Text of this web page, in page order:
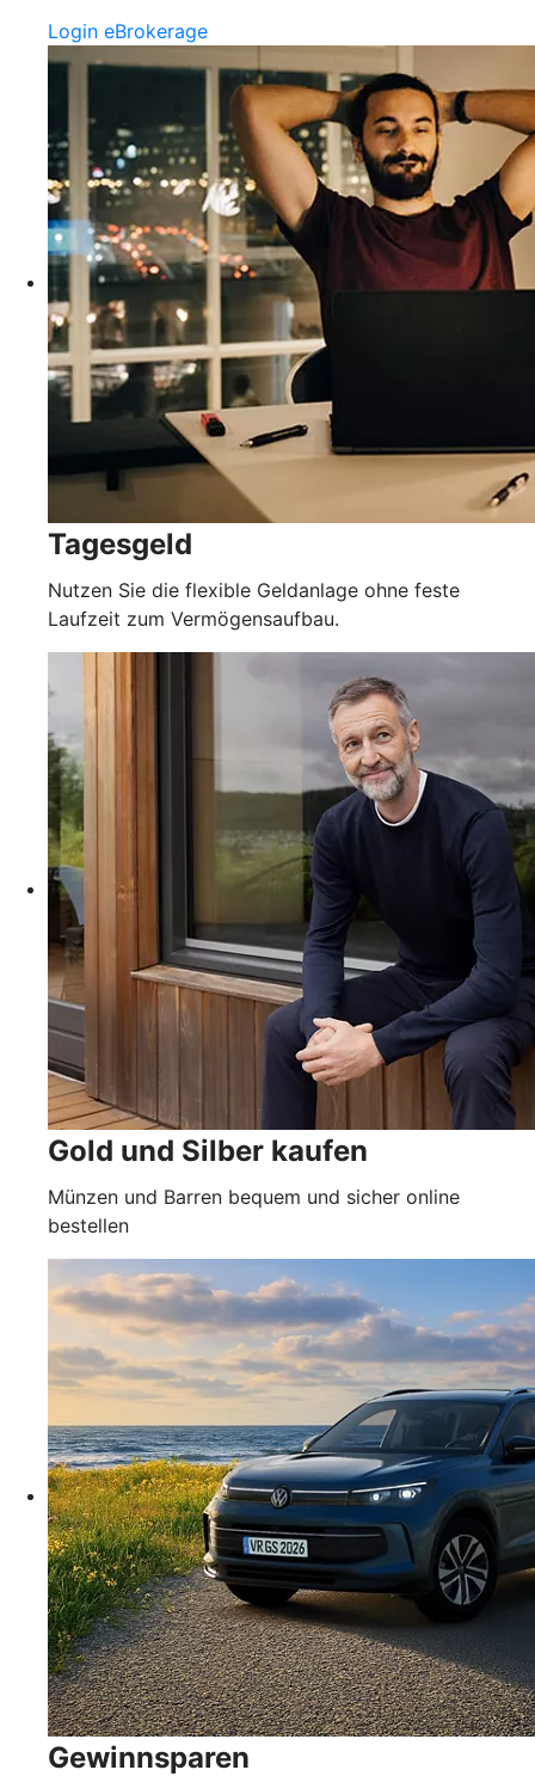
Login eBrokerage
Tagesgeld
Nutzen Sie die flexible Geldanlage ohne feste
Laufzeit zum Vermögensaufbau.
Gold und Silber kaufen
Münzen und Barren bequem und sicher online
bestellen
Gewinnsparen